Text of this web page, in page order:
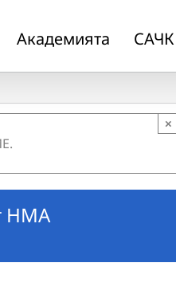
Академията САЧК
×
НМА